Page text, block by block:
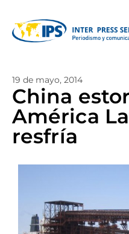
19 de mayo, 2014
China
América
resfría